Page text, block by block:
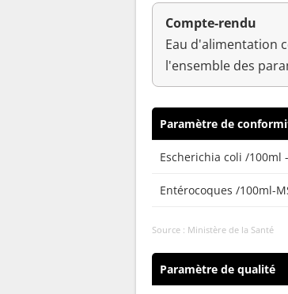
Compte-rendu
Eau d'alimentation
l'ensemble des
Paramètre de
Escherichia coli /100ml
Entérocoques /100ml-
Source : Ministère de la Santé
Paramètre de qualité